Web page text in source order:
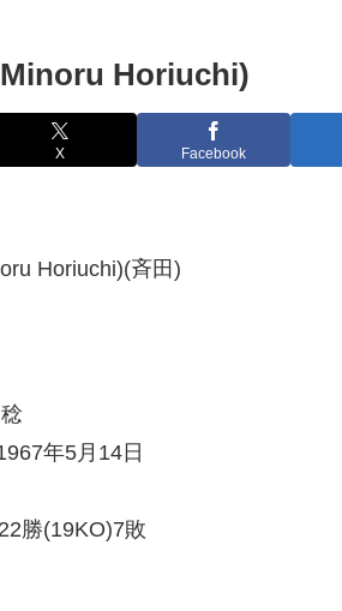
Horiuchi)
X Facebook
Horiuchi)(斉田)
年5月14日
勝(19KO)7敗